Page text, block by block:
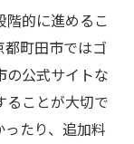
的に進めるこ
都町田市ではゴ
の公式サイトな
ることが大切で
たり、追加料